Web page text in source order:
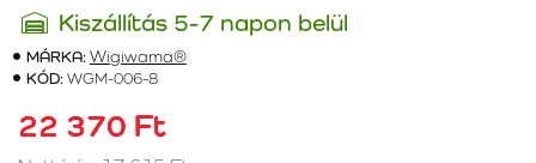
Kiszállítás 5-7 napon belül
MÁRKA:Wigiwama®
KÓD:WGM-006-8
22 370 Ft